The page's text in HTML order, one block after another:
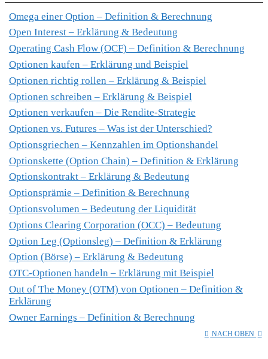
Omega einer Option – Definition & Berechnung
Open Interest – Erklärung & Bedeutung
Operating Cash Flow (OCF) – Definition & Berechnung
Optionen kaufen – Erklärung und Beispiel
Optionen richtig rollen – Erklärung & Beispiel
Optionen schreiben – Erklärung & Beispiel
Optionen verkaufen – Die Rendite-Strategie
Optionen vs. Futures – Was ist der Unterschied?
Optionsgriechen – Kennzahlen im Optionshandel
Optionskette (Option Chain) – Definition & Erklärung
Optionskontrakt – Erklärung & Bedeutung
Optionsprämie – Definition & Berechnung
Optionsvolumen – Bedeutung der Liquidität
Options Clearing Corporation (OCC) – Bedeutung
Option Leg (Optionsleg) – Definition & Erklärung
Option (Börse) – Erklärung & Bedeutung
OTC-Optionen handeln – Erklärung mit Beispiel
Out of The Money (OTM) von Optionen – Definition &
Erklärung
Owner Earnings – Definition & Berechnung
NACH OBEN